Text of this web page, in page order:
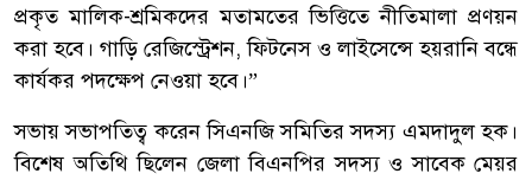
প্রকৃত মালিক-শ্রমিকদের মতামতের ভিত্তিতে নীতিমালা প্রণয়ন
করা হবে। গাড়ি রেজিস্ট্রেশন, ফিটনেস ও লাইসেন্সে হয়রানি বন্ধে
কার্যকর পদক্ষেপ নেওয়া হবে।”
সভায় সভাপতিত্ব করেন সিএনজি সমিতির সদস্য এমদাদুল হক।
বিশেষ অতিথি ছিলেন জেলা বিএনপির সদস্য ও সাবেক মেয়র